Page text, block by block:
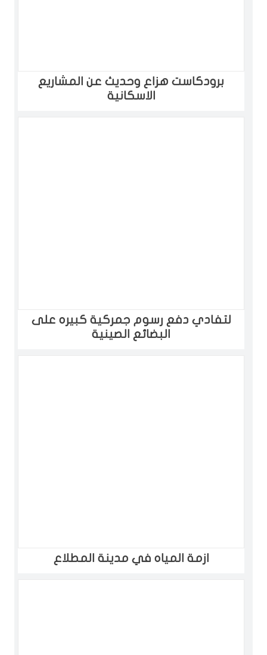
برودكاست هزاع وحديث عن المشاريع
الاسكانية
لتفادي دفع رسوم جمركية كبيره على
البضائع الصينية
ازمة المياه في مدينة المطلاع